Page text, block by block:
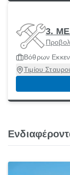
3.
Βόθρων
Τιμίου